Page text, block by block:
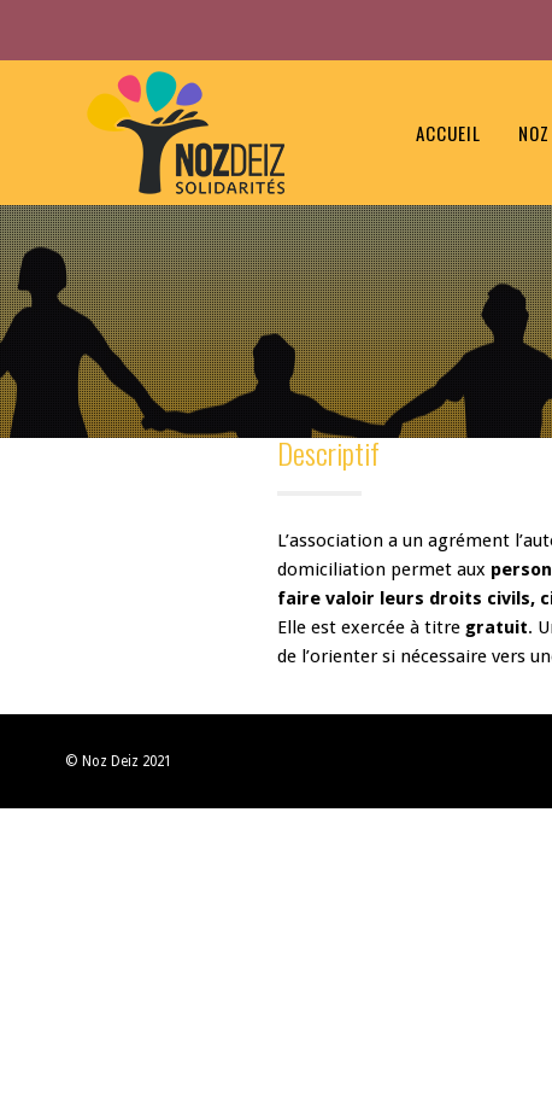
ACCUEIL
Descriptif
L’association a un agrément
domiciliation permet aux
faire valoir leurs droits civils,
Elle est exercée à titre gratuit.
de l’orienter si nécessaire vers
© Noz Deiz 2021